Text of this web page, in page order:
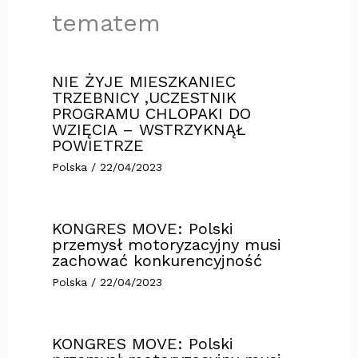
tematem
NIE ŻYJE MIESZKANIEC
TRZEBNICY ,UCZESTNIK
PROGRAMU CHLOPAKI DO
WZIĘCIA – WSTRZYKNĄŁ
POWIETRZE
Polska/ 22/04/2023
KONGRES MOVE: Polski
przemysł motoryzacyjny musi
zachować konkurencyjność
Polska/ 22/04/2023
KONGRES MOVE: Polski